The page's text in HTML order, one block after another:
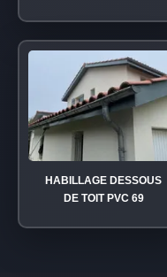
HABILLAGE DESSOUS
DE TOIT PVC 69